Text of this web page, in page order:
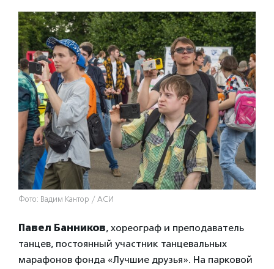
Фото: Вадим Кантор / АСИ
Павел Банников, хореограф и преподаватель
танцев, постоянный участник танцевальных
марафонов фонда «Лучшие друзья». На парковой